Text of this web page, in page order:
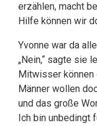
erzählen, macht
Hilfe können wir
Yvonne war da
„Nein,“ sagte sie
Mitwisser können
Männer wollen
und das große
Ich bin unbedingt